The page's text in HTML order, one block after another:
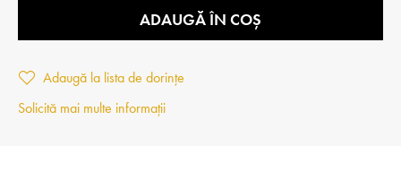
ADAUGĂ ÎN COȘ
Adaugă la lista de dorințe
Solicită mai multe informații